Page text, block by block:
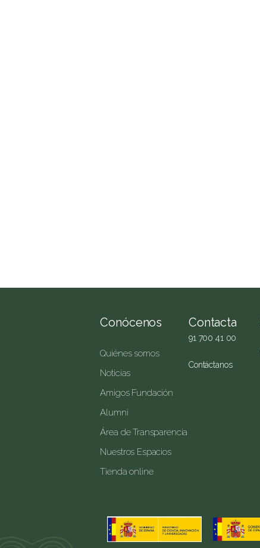
Conócenos
Quiénes somos
Noticias
Amigos Fundación
Alumni
Área de Transparencia
Nuestros Espacios
Tienda online
Contacta
91 700 41 00
Contáctanos